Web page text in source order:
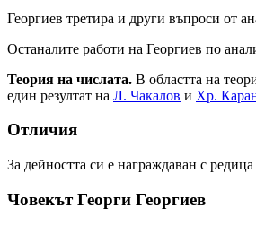
Георгиев третира и други въпроси от
Останалите работи на Георгиев по
Теория на числата. В областта на
един резултат на Л. Чакалов и Хр.
Отличия
За дейността си е награждаван с
Човекът Георги Георгиев